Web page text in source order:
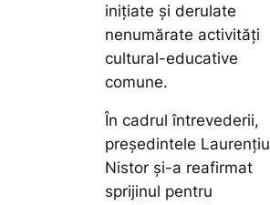
inițiate și derulate
nenumărate activități
cultural-educative
comune.
În cadrul întrevederii,
președintele Laurențiu
Nistor și-a reafirmat
sprijinul pentru